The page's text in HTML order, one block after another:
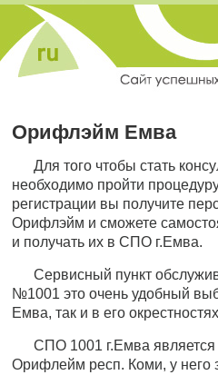
Орифлэйм Емва
Для того чтобы стать
необходимо пройти
регистрации вы получите
Орифлэйм и сможете
и получать их в СПО г.Емва.
Сервисный пункт
№1001 это очень удобный
Емва, так и в его
СПО 1001 г.Емва
Орифлейм респ. Коми, у него